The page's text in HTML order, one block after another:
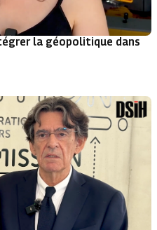
la géopolitique dans